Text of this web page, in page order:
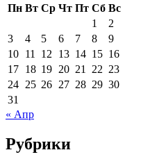
Пн Вт Ср Чт Пт Сб Вс
1
2
3
4 5 6 7 8
9
10 11 12 13 14 15 16
17 18 19 20 21 22 23
24 25 26 27 28 29 30
31
« Апр
Рубрики